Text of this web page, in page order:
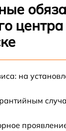
на